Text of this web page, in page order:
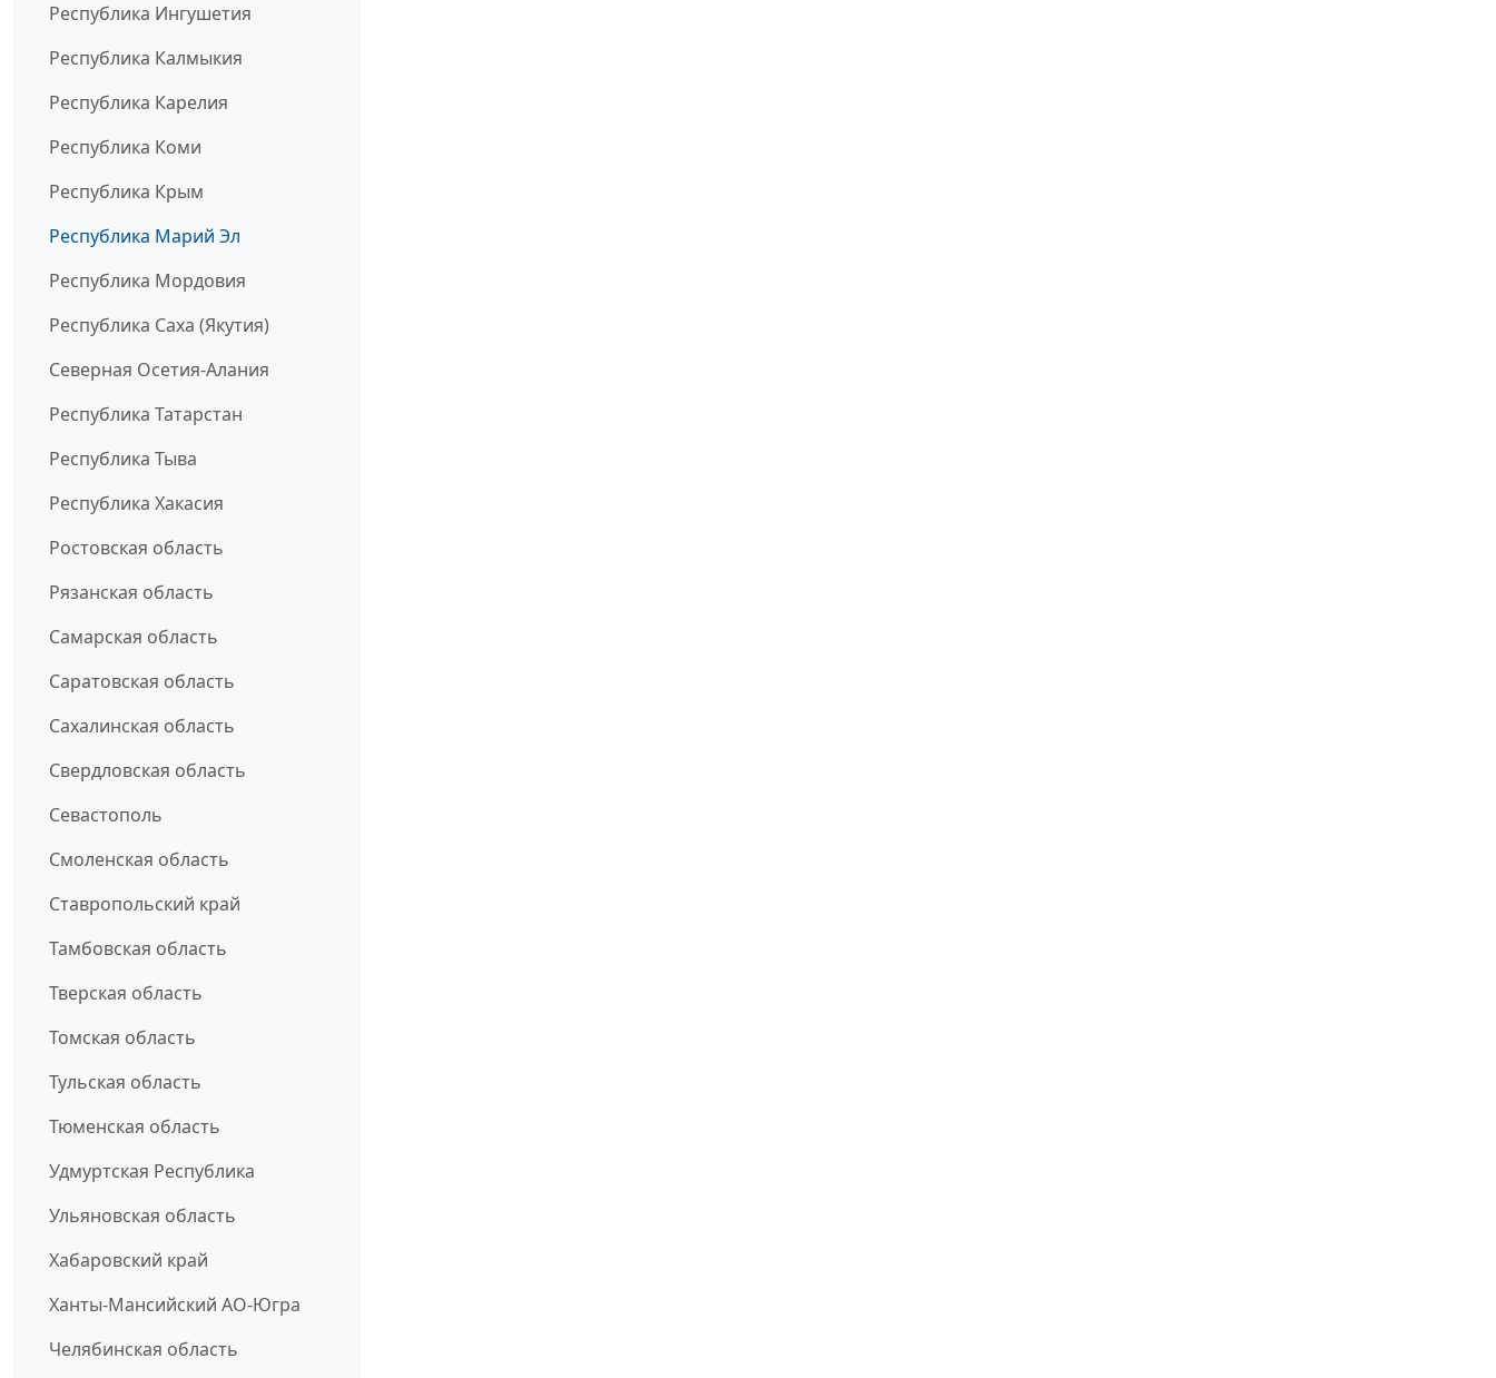
Республика Ингушетия
Республика Калмыкия
Республика Карелия
Республика Коми
Республика Крым
Республика Марий Эл
Республика Мордовия
Республика Саха (Якутия)
Северная Осетия-Алания
Республика Татарстан
Республика Тыва
Республика Хакасия
Ростовская область
Рязанская область
Самарская область
Саратовская область
Сахалинская область
Свердловская область
Севастополь
Смоленская область
Ставропольский край
Тамбовская область
Тверская область
Томская область
Тульская область
Тюменская область
Удмуртская Республика
Ульяновская область
Хабаровский край
Ханты-Мансийский АО-Югра
Челябинская область